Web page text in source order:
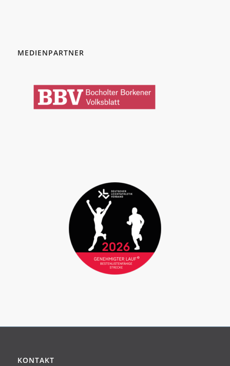
MEDIENPARTNER
KONTAKT